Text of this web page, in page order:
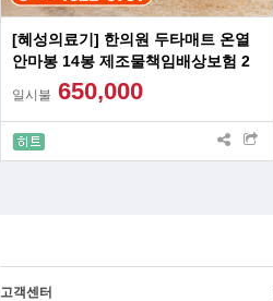
[혜성의료기] 한의원 두타매트 온열
안마봉 14봉 제조물책임배상보험 2
억원 가입
일시불 650,000
고객센터